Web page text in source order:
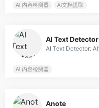
AI 内容检测器 AI文档提取
AI Text Detector
AI 内容检测器
Anote